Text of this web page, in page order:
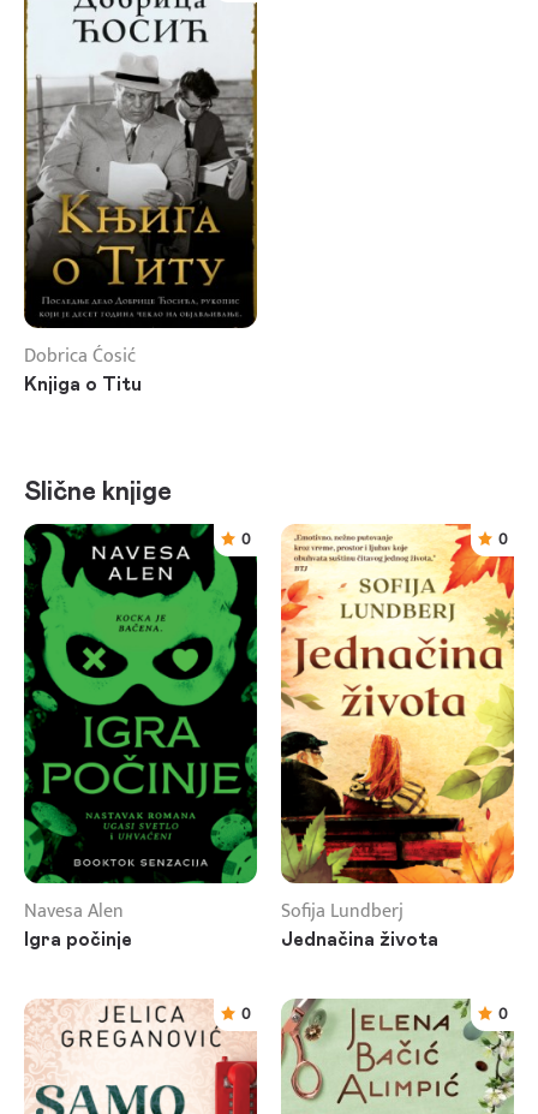
Dobrica Ćosić
Knjiga o Titu
Slične knjige
0
Navesa Alen
Igra počinje
0
Sofija Lundberj
Jednačina života
0 0